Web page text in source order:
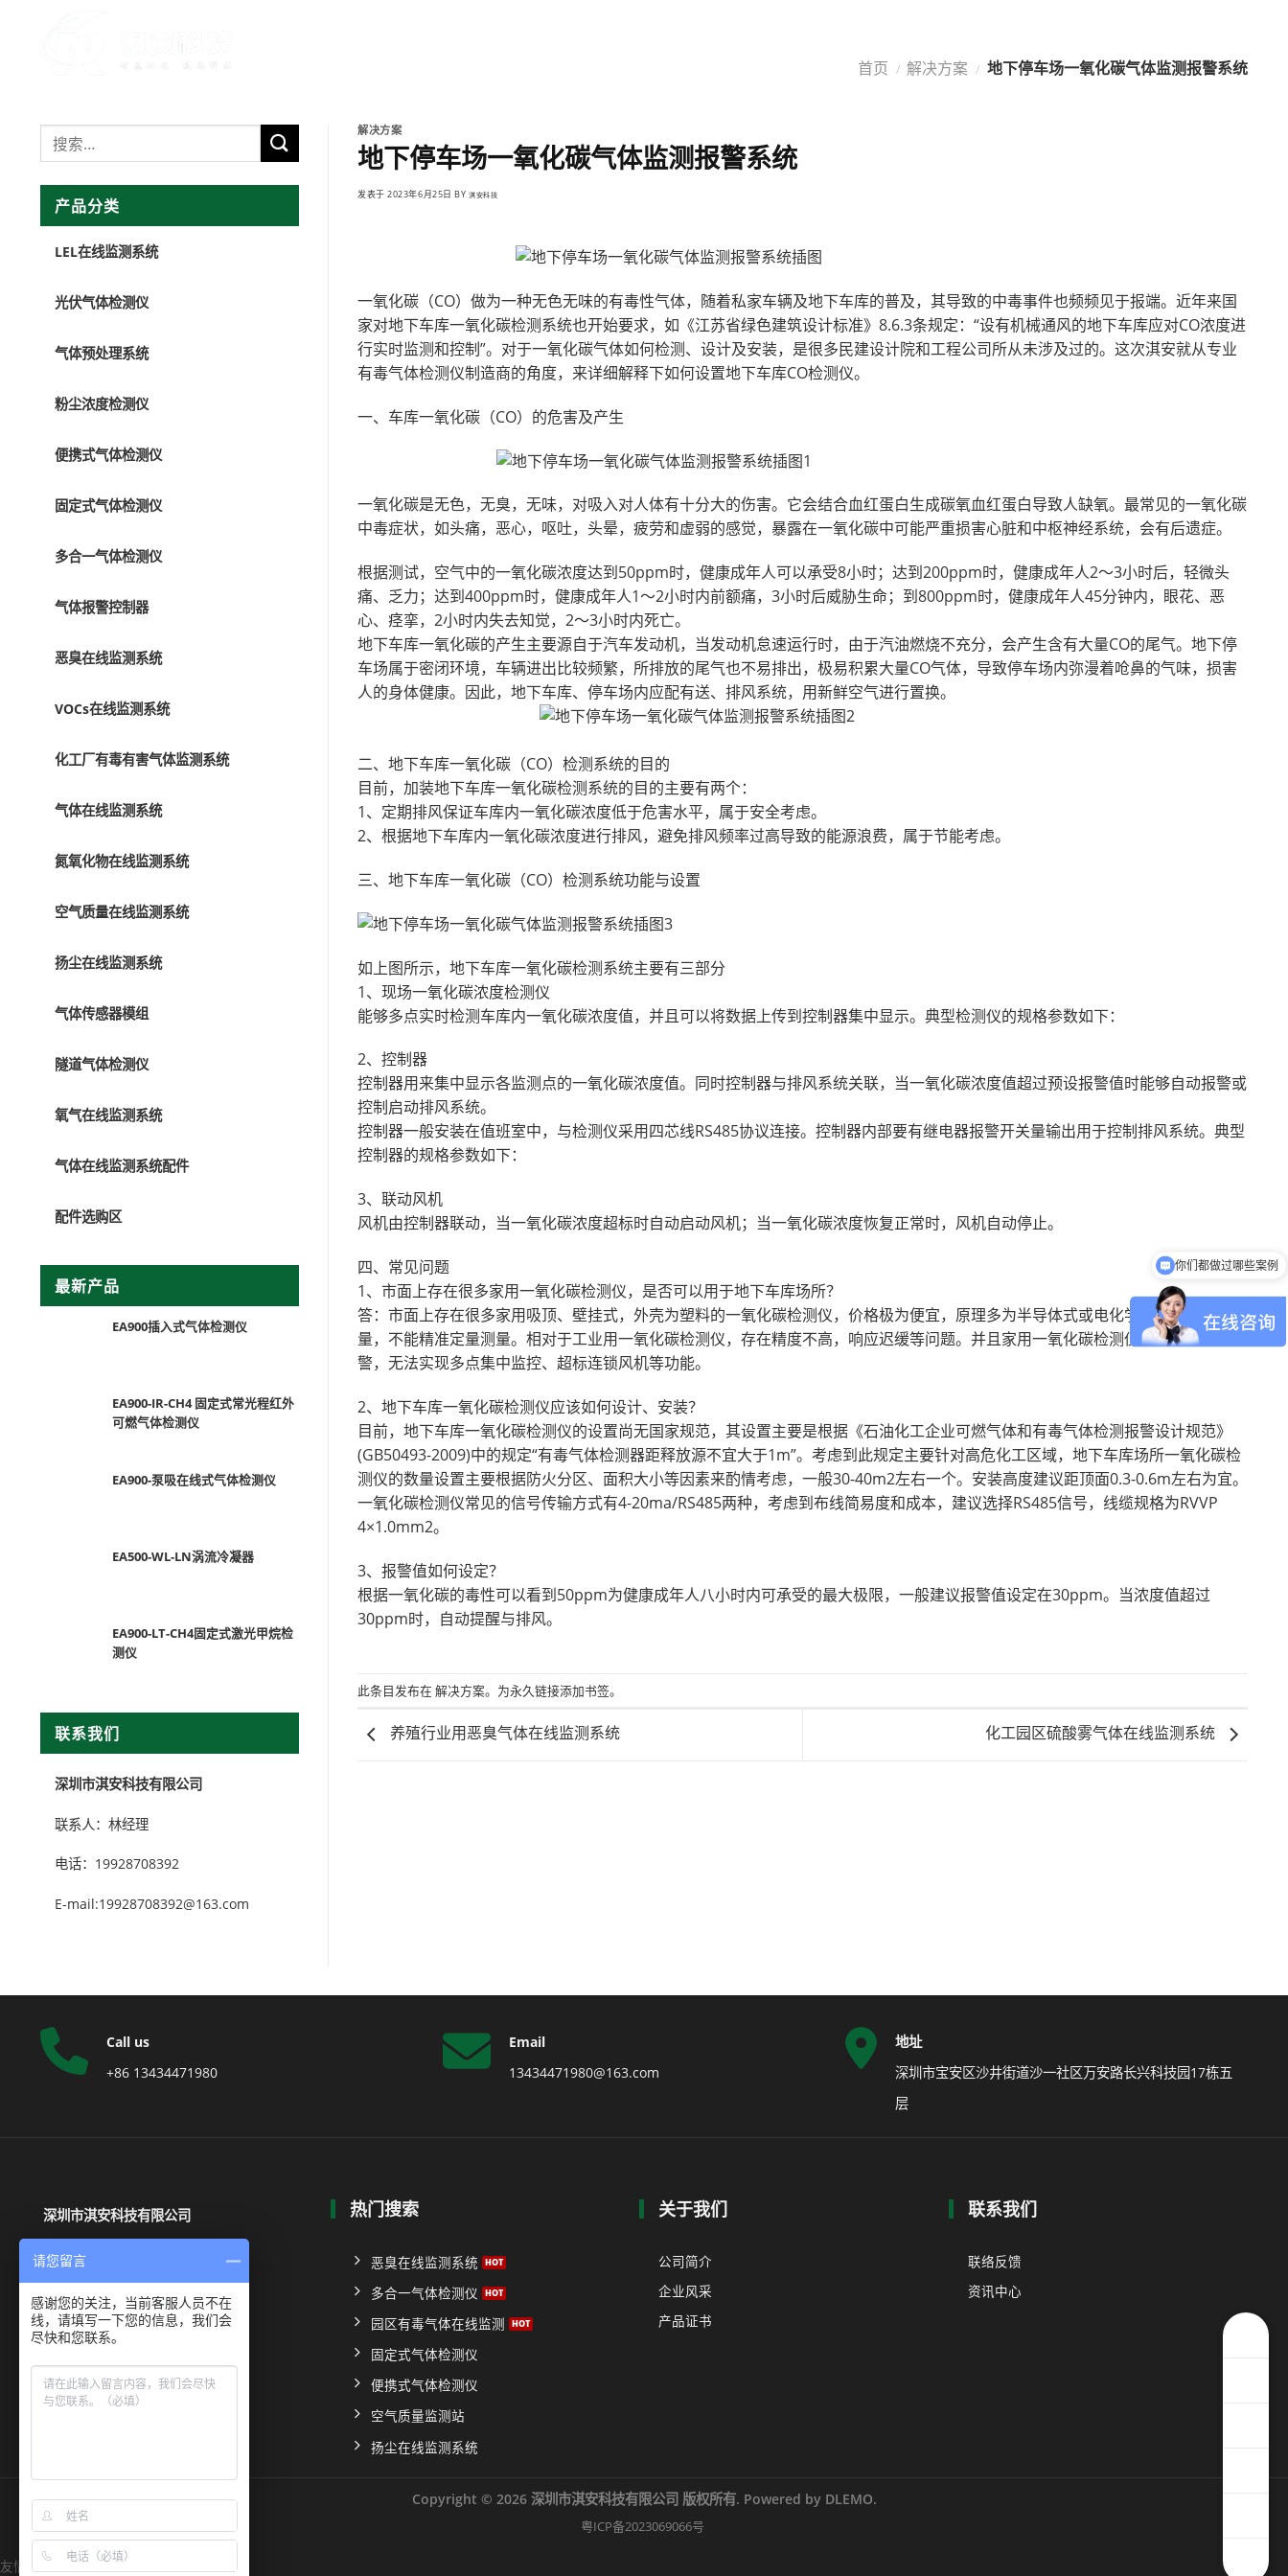
首页 / 解决方案 / 地下停车场一氧化碳气体监测报警系统
产品分类
LEL在线监测系统
光伏气体检测仪
气体预处理系统
粉尘浓度检测仪
便携式气体检测仪
固定式气体检测仪
多合一气体检测仪
气体报警控制器
恶臭在线监测系统
VOCs在线监测系统
化工厂有毒有害气体监测系统
气体在线监测系统
氮氧化物在线监测系统
空气质量在线监测系统
扬尘在线监测系统
气体传感器模组
隧道气体检测仪
氧气在线监测系统
气体在线监测系统配件
配件选购区
最新产品
EA900插入式气体检测仪
EA900-IR-CH4 固定式常光程红外
可燃气体检测仪
EA900-泵吸在线式气体检测仪
EA500-WL-LN涡流冷凝器
EA900-LT-CH4固定式激光甲烷检
测仪
联系我们
深圳市淇安科技有限公司
联系人：林经理
电话：19928708392
E-mail:19928708392@163.com
解决方案
地下停车场一氧化碳气体监测报警系统
发表于2023年6月25日 BY淇安科技
一氧化碳（CO）做为一种无色无味的有毒性气体，随着私家车辆及地下车库的普及，其导致的中毒事件也频频见于报端。近年来国
家对地下车库一氧化碳检测系统也开始要求，如《江苏省绿色建筑设计标准》8.6.3条规定：“设有机械通风的地下车库应对CO浓度进
行实时监测和控制”。对于一氧化碳气体如何检测、设计及安装，是很多民建设计院和工程公司所从未涉及过的。这次淇安就从专业
有毒气体检测仪制造商的角度，来详细解释下如何设置地下车库CO检测仪。
一、车库一氧化碳（CO）的危害及产生
一氧化碳是无色，无臭，无味，对吸入对人体有十分大的伤害。它会结合血红蛋白生成碳氧血红蛋白导致人缺氧。最常见的一氧化碳
中毒症状，如头痛，恶心，呕吐，头晕，疲劳和虚弱的感觉，暴露在一氧化碳中可能严重损害心脏和中枢神经系统，会有后遗症。
根据测试，空气中的一氧化碳浓度达到50ppm时，健康成年人可以承受8小时；达到200ppm时，健康成年人2～3小时后，轻微头
痛、乏力；达到400ppm时，健康成年人1～2小时内前额痛，3小时后威胁生命；到800ppm时，健康成年人45分钟内，眼花、恶
心、痉挛，2小时内失去知觉，2～3小时内死亡。
地下车库一氧化碳的产生主要源自于汽车发动机，当发动机怠速运行时，由于汽油燃烧不充分，会产生含有大量CO的尾气。地下停
车场属于密闭环境，车辆进出比较频繁，所排放的尾气也不易排出，极易积累大量CO气体，导致停车场内弥漫着呛鼻的气味，损害
人的身体健康。因此，地下车库、停车场内应配有送、排风系统，用新鲜空气进行置换。
二、地下车库一氧化碳（CO）检测系统的目的
目前，加装地下车库一氧化碳检测系统的目的主要有两个：
1、定期排风保证车库内一氧化碳浓度低于危害水平，属于安全考虑。
2、根据地下车库内一氧化碳浓度进行排风，避免排风频率过高导致的能源浪费，属于节能考虑。
三、地下车库一氧化碳（CO）检测系统功能与设置
如上图所示，地下车库一氧化碳检测系统主要有三部分
1、现场一氧化碳浓度检测仪
能够多点实时检测车库内一氧化碳浓度值，并且可以将数据上传到控制器集中显示。典型检测仪的规格参数如下：
2、控制器
控制器用来集中显示各监测点的一氧化碳浓度值。同时控制器与排风系统关联，当一氧化碳浓度值超过预设报警值时能够自动报警或
控制启动排风系统。
控制器一般安装在值班室中，与检测仪采用四芯线RS485协议连接。控制器内部要有继电器报警开关量输出用于控制排风系统。典型
控制器的规格参数如下：
3、联动风机
风机由控制器联动，当一氧化碳浓度超标时自动启动风机；当一氧化碳浓度恢复正常时，风机自动停止。
四、常见问题
1、市面上存在很多家用一氧化碳检测仪，是否可以用于地下车库场所？
答：市面上存在很多家用吸顶、壁挂式，外壳为塑料的一氧化碳检测仪，价格极为便宜，原理多为半导体式或电化学式，只能定性测
量，不能精准定量测量。相对于工业用一氧化碳检测仪，存在精度不高，响应迟缓等问题。并且家用一氧化碳检测仪只能单点检测报
警，无法实现多点集中监控、超标连锁风机等功能。
2、地下车库一氧化碳检测仪应该如何设计、安装？
目前，地下车库一氧化碳检测仪的设置尚无国家规范，其设置主要是根据《石油化工企业可燃气体和有毒气体检测报警设计规范》
(GB50493-2009)中的规定“有毒气体检测器距释放源不宜大于1m”。考虑到此规定主要针对高危化工区域，地下车库场所一氧化碳检
测仪的数量设置主要根据防火分区、面积大小等因素来酌情考虑，一般30-40m2左右一个。安装高度建议距顶面0.3-0.6m左右为宜。
一氧化碳检测仪常见的信号传输方式有4-20ma/RS485两种，考虑到布线简易度和成本，建议选择RS485信号，线缆规格为RVVP
4×1.0mm2。
3、报警值如何设定？
根据一氧化碳的毒性可以看到50ppm为健康成年人八小时内可承受的最大极限，一般建议报警值设定在30ppm。当浓度值超过
30ppm时，自动提醒与排风。
此条目发布在 解决方案。为永久链接添加书签。
养殖行业用恶臭气体在线监测系统 化工园区硫酸雾气体在线监测系统
Call us
+86 13434471980
Email
13434471980@163.com
地址
深圳市宝安区沙井街道沙一社区万安路长兴科技园17栋五
层
深圳市淇安科技有限公司
电话：+86 0755 23149049
联系人：叶经理
电话：+86 13434471980
微信：+86 13434471980
E-mail:13434471980@163.com
热门搜索
恶臭在线监测系统
多合一气体检测仪
园区有毒气体在线监测
固定式气体检测仪
便携式气体检测仪
空气质量监测站
扬尘在线监测系统
关于我们
公司简介
企业风采
产品证书
联系我们
联络反馈
资讯中心
Copyright © 2026 深圳市淇安科技有限公司 版权所有. Powered by DLEMO.
粤ICP备2023069066号
友情链接
你们都做过哪些案例
请您留言
感谢您的关注，当前客服人员不在
线，请填写一下您的信息，我们会
尽快和您联系。